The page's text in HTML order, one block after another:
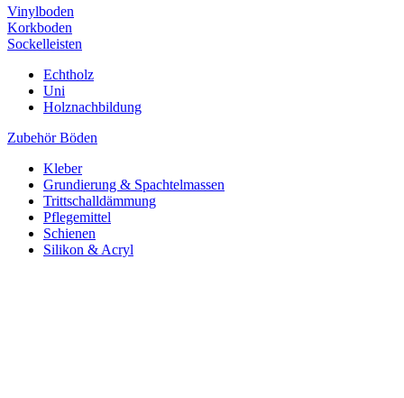
Vinylboden
Korkboden
Sockelleisten
Echtholz
Uni
Holznachbildung
Zubehör Böden
Kleber
Grundierung & Spachtelmassen
Trittschalldämmung
Pflegemittel
Schienen
Silikon & Acryl